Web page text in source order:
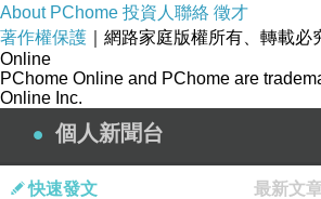
About PChome 投資人聯絡 徵才
著作權保護 ｜網路家庭版權所有、轉載必
Online
PChome Online and PChome are
Online Inc.
個人新聞台
快速發文 最新文